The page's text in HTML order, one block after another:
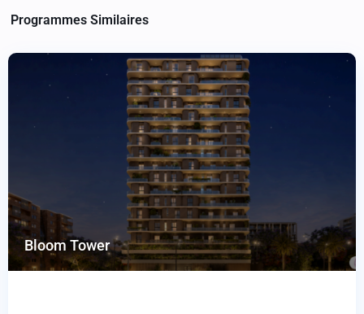
Programmes Similaires
Bloom Tower